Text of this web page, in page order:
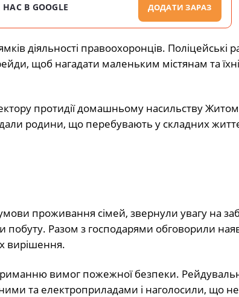
В GOOGLE ДОДАТИ ЗАРАЗ
діяльності правоохоронців. Поліцейські
щоб нагадати маленьким містянам та
протидії домашньому насильству
родини, що перебувають у складних
проживання сімей, звернули увагу на
Разом з господарями обговорили
вирішення.
вимог пожежної безпеки.
та електроприладами і наголосили, що